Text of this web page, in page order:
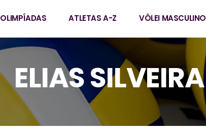
OLIMPÍADAS ATLETAS A-Z VÔLEI MASCULINO
ELIAS SILVEIRA